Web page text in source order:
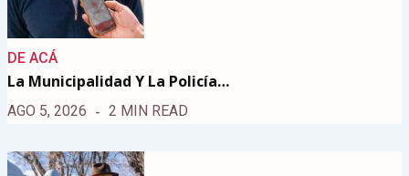
DE ACÁ
La Municipalidad Y La Policía…
AGO 5, 2026 2 MIN READ